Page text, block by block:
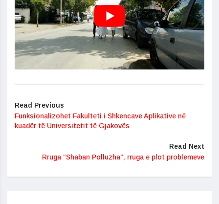
Read Previous
Funksionalizohet Fakulteti i Shkencave Aplikative në
kuadër të Universitetit të Gjakovës
Read Next
Rruga “Shaban Polluzha”, rruga e plot problemeve